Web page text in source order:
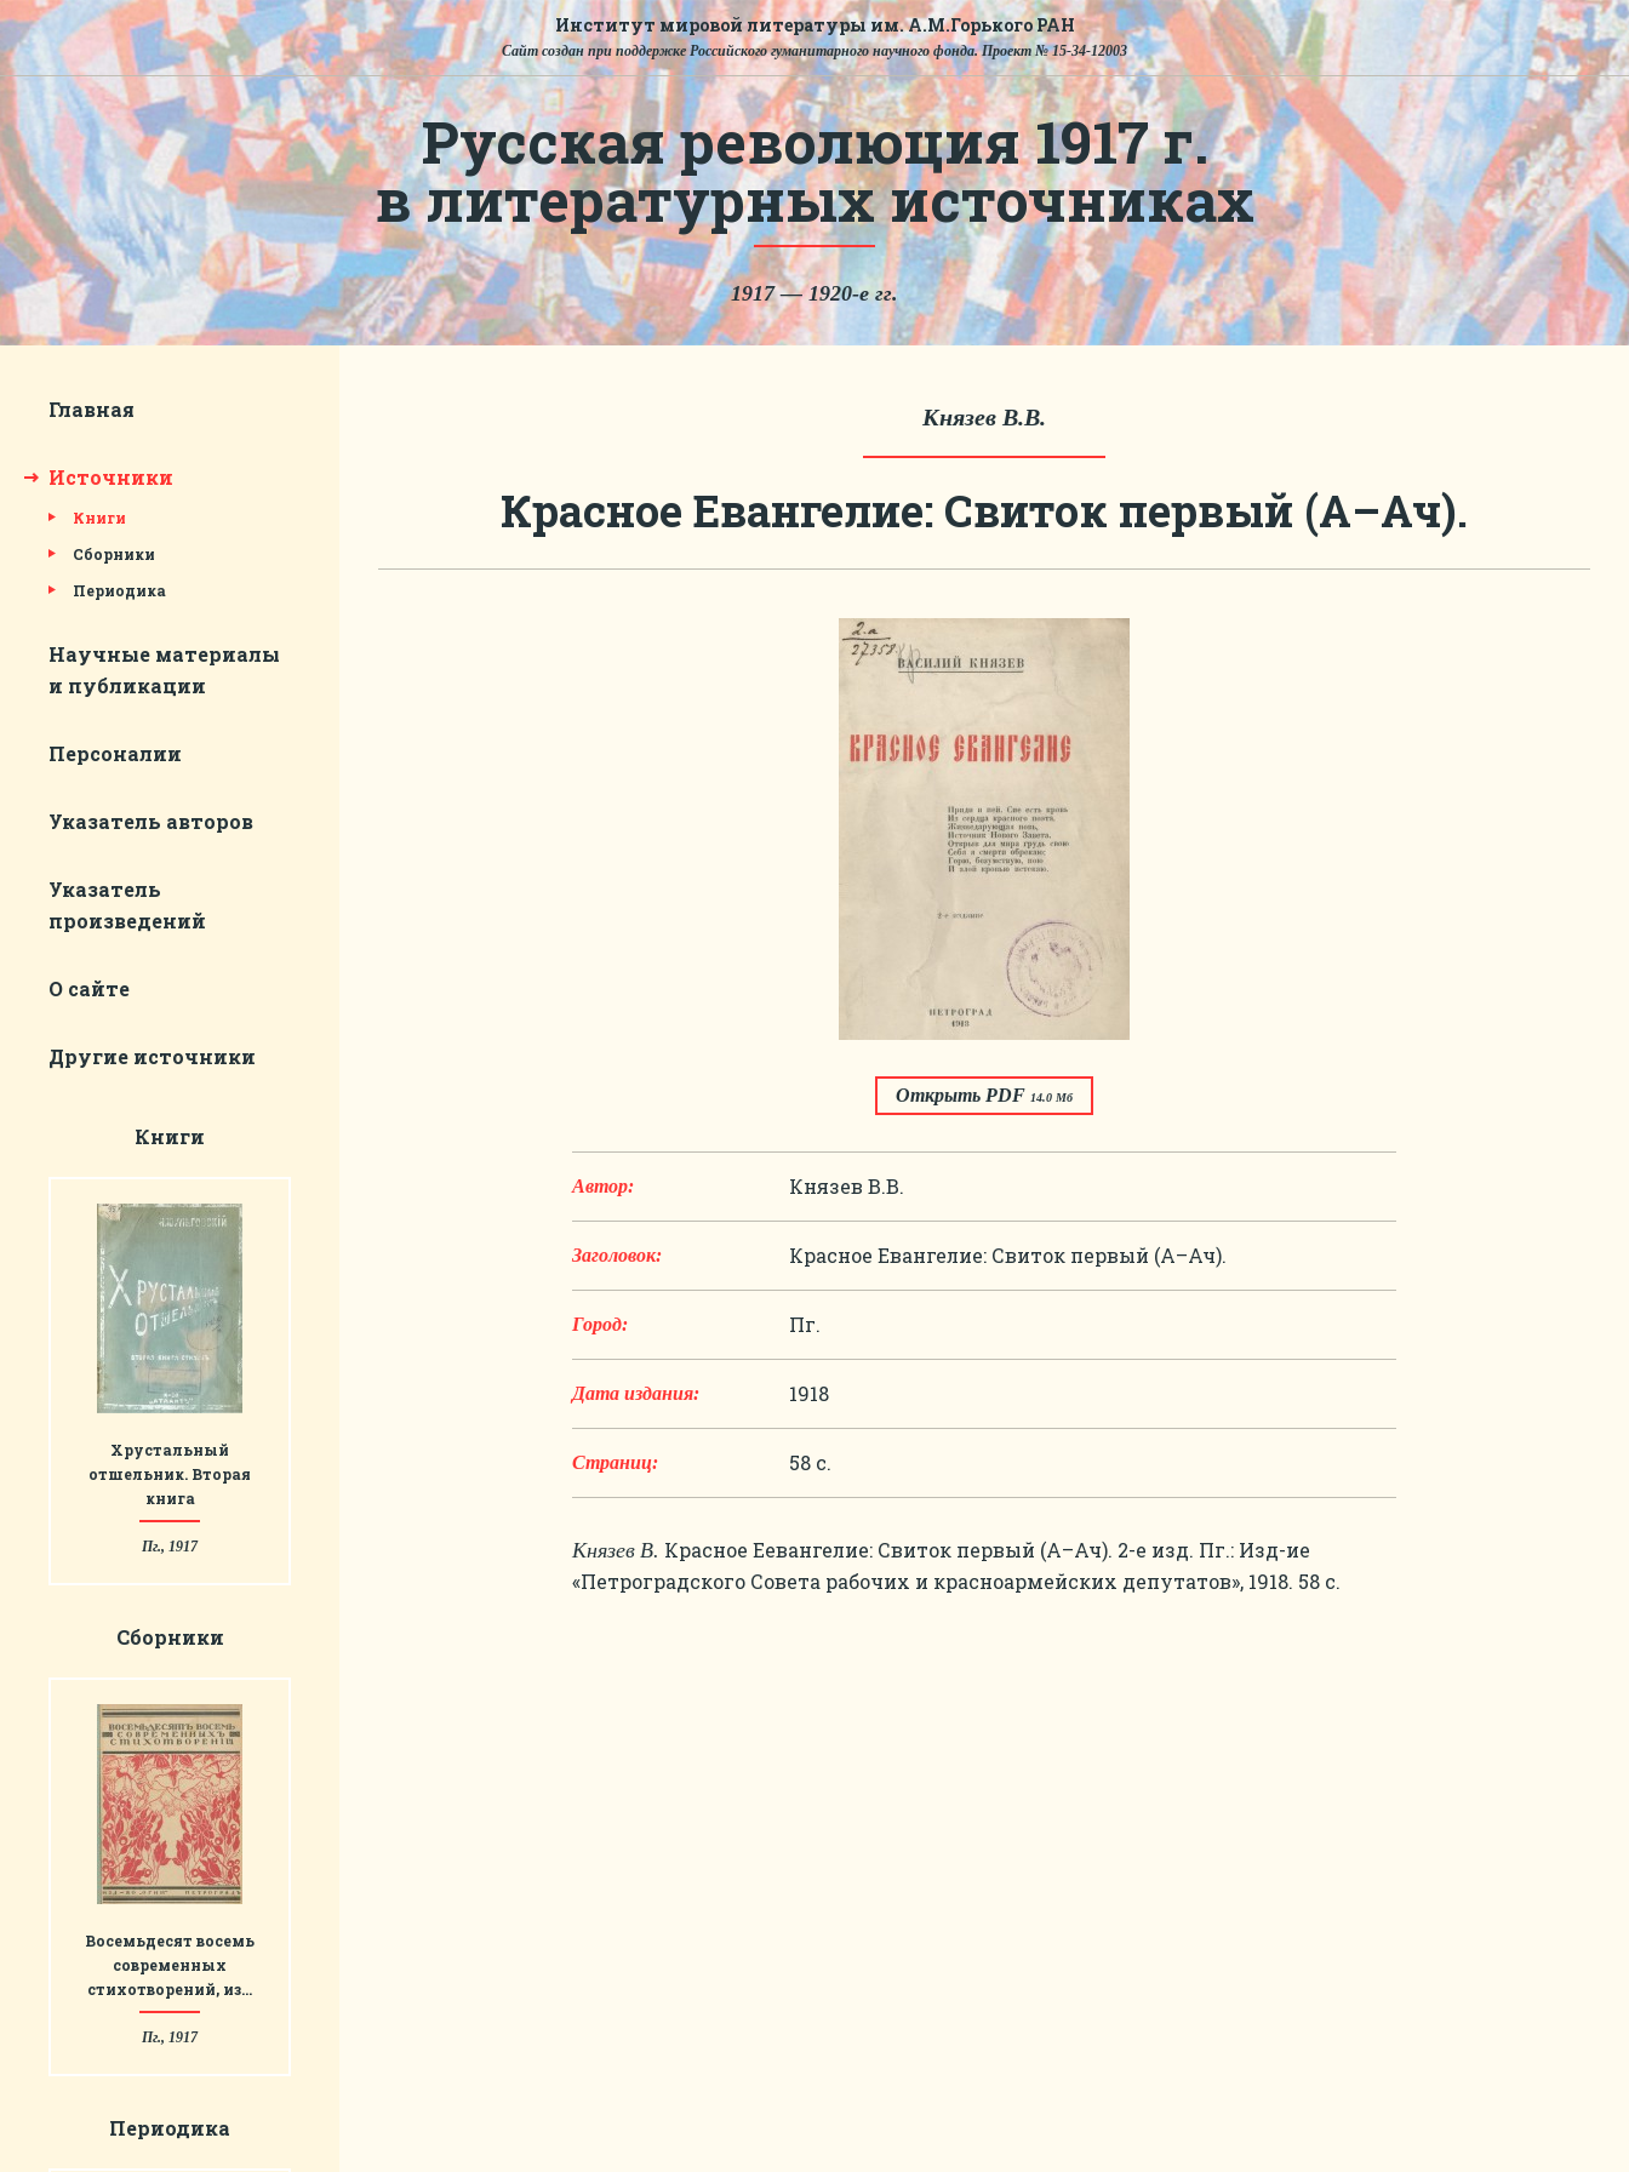
Институт мировой литературы им. А.М.Горького РАН
Сайт создан при поддержке Российского гуманитарного научного фонда. Проект № 15-34-12003
Русская революция 1917 г.
в литературных источниках
1917 — 1920-е гг.
Главная
Источники
Книги
Сборники
Периодика
Научные материалы
и публикации
Персоналии
Указатель авторов
Указатель
произведений
О сайте
Другие источники
Книги
Хрустальный
отшельник. Вторая
книга
Пг., 1917
Сборники
Восемьдесят восемь
современных
стихотворений, из…
Пг., 1917
Периодика
Князев В.В.
Красное Евангелие: Свиток первый (А–Ач).
Открыть PDF 14.0 Мб
Автор: Князев В.В.
Заголовок: Красное Евангелие: Свиток первый (А–Ач).
Город: Пг.
Дата издания: 1918
Страниц: 58 с.
Князев В. Красное Еевангелие: Свиток первый (А–Ач). 2-е изд. Пг.: Изд-ие
«Петроградского Совета рабочих и красноармейских депутатов», 1918. 58 с.